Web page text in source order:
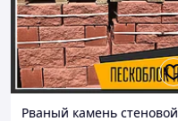
Рваный камень стеновой